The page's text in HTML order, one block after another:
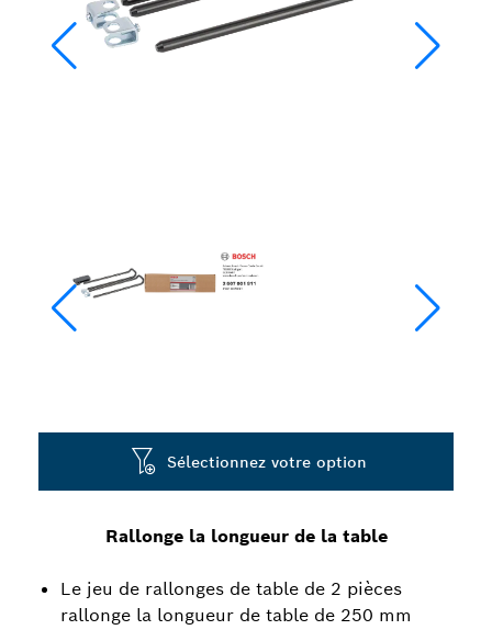
Rallonge la longueur de la table
Le jeu de rallonges de table de 2 pièces
rallonge la longueur de table de 250 mm
Sélectionnez votre option